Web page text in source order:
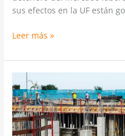
sus efectos en la UF están
Leer más »
Constructora
pide
su
quiebra
por